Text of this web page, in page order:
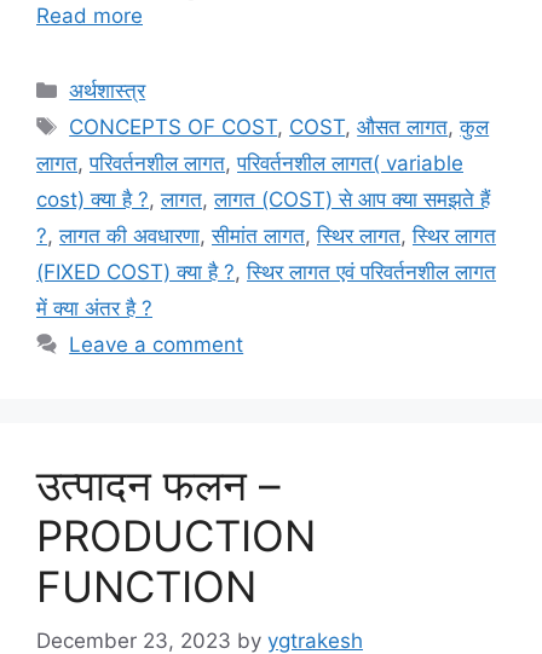
Read more
Categories
अर्थशास्त्र
Tags
CONCEPTS OF COST, COST,औसत लागत,कुल
लागत,परिवर्तनशील लागत,परिवर्तनशील लागत( variable
cost) क्या है ?,लागत,लागत (COST) से आप क्या समझते हैं
?,लागत की अवधारणा,सीमांत लागत,स्थिर लागत,स्थिर लागत
(FIXED COST) क्या है ?,स्थिर लागत एवं परिवर्तनशील लागत
में क्या अंतर है ?
Leave a comment
उत्पादन फलन –
PRODUCTION
FUNCTION
December 23, 2023 by ygtrakesh